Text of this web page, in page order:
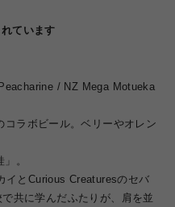
ています
/ NZ Mega Motueka
ラボビール。ベリーやオレン
。
イとCurious Creaturesのセバ
共に学んだふたりが、肩を並